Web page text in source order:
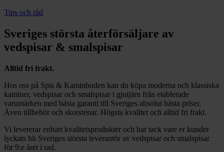
Tips och råd
Sveriges största återförsäljare av
vedspisar & smalspisar
Alltid fri frakt.
Hos oss på Spis & Kaminboden kan du köpa moderna och klassiska
kaminer, vedspisar och smalspisar i gjutjärn från etablerade
varumärken med bästa garanti till Sveriges absolut bästa priser.
Även tillbehör och skorstenar. Högsta kvalitet och alltid fri frakt.
Vi levererar enbart kvalitetsprodukter och har tack vare er kunder
lyckats bli Sveriges största leverantör av vedspisar och smalspisar
för 9:e året i rad.